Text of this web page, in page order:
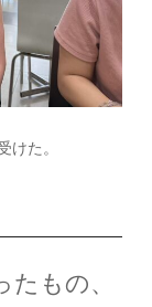
けた。
もの、